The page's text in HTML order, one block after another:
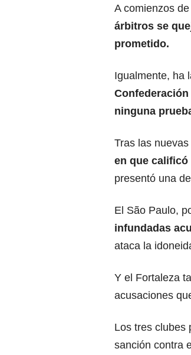
A comienzos
árbitros se
prometido.
Igualmente, ha
Confederación
ninguna
Tras las
en que calificó
presentó una
El São Paulo,
infundadas
ataca la
Y el Fortaleza
acusaciones
Los tres clubes
sanción contra